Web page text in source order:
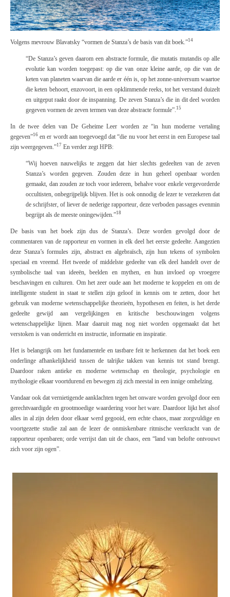
Volgens mevrouw Blavatsky “vormen de Stanza’s de basis van dit boek.”14
“De Stanza’s geven daarom een abstracte formule, die mutatis mutandisop alle
evolutie kan worden toegepast: op die van onze kleine aarde, op die van de
keten van planeten waarvan die aarde er één is, op het zonne-universum waartoe
die keten behoort, enzovoort, in een opklimmende reeks, tot het verstand duizelt
en uitgeput raakt door de inspanning. De zeven Stanza’s die in dit deel worden
gegeven vormen de zeven termen van deze abstracte formule”. 15
In de twee delen vanDe Geheime Leer worden ze “in hun moderne vertaling
gegeven”16 en er wordt aan toegevoegd dat “die nu voor het eerst in een Europese taal
zijn weergegeven.”17 En verder zegt HPB:
“Wij hoeven nauwelijks te zeggen dat hier slechts gedeelten van de zeven
Stanza’s worden gegeven. Zouden deze in hun geheel openbaar worden
gemaakt, dan zouden ze toch voor iedereen, behalve voor enkele vergevorderde
occultisten, onbegrijpelijk blijven. Het is ook onnodig de lezer te verzekeren dat
de schrijfster, of liever de nederige rapporteur, deze verboden passages evenmin
begrijpt als de meeste oningewijden.”18
De basis van het boek zijn dus deStanza’s . Deze worden gevolgd door de
commentaren van de rapporteur en vormen in elk deel het eerste gedeelte. Aangezien
deze Stanza’s formules zijn, abstract en algebraïsch, zijn hun tekens of symbolen
speciaal en vreemd. Het tweede of middelste gedeelte van elk deel handelt over de
symbolische taal van ideeën, beelden en mythen, en hun invloed op vroegere
beschavingen en culturen. Om het zeer oude aan het moderne te koppelen en om de
intelligente student in staat te stellen zijn geloof in kennis om te zetten, door het
gebruik van moderne wetenschappelijke theorieën, hypothesen en feiten, is het derde
gedeelte gewijd aan vergelijkingen en kritische beschouwingen volgens
wetenschappelijke lijnen. Maar daaruit mag nog niet worden opgemaakt dat het
verstoken is van onderricht en instructie, informatie en inspiratie.
Het is belangrijk om het fundamentele en tastbare feit te herkennen dat het boek een
onderlinge afhankelijkheid tussen de talrijke takken van kennis tot stand brengt.
Daardoor raken antieke en moderne wetenschap en theologie, psychologie en
mythologie elkaar voortdurend en bewegen zij zich meestal in een innige omhelzing.
Vandaar ook dat vernietigende aanklachten tegen het onware worden gevolgd door een
gerechtvaardigde en grootmoedige waardering voor het ware. Daardoor lijkthet alsof
alles in al zijn delen door elkaar werd gegooid, een echte chaos, maar zorgvuldige en
voortgezette studie zal aan de lezer de onmiskenbare ritmische veerkracht van de
rapporteur openbaren; orde verrijst dan uit de chaos, een “land van belofte ontvouwt
zich voor zijn ogen”.